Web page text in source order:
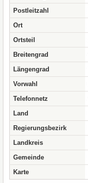
Postleitzahl
Ort
Ortsteil
Breitengrad
Längengrad
Vorwahl
Telefonnetz
Land
Regierungsbezirk
Landkreis
Gemeinde
Karte